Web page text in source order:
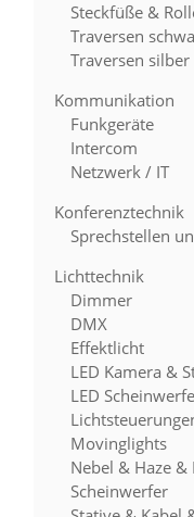
Steckfüße &
Traversen
Traversen silber
Kommunikation
Funkgeräte
Intercom
Netzwerk / IT
Konferenztechnik
Sprechstellen
Lichttechnik
Dimmer
DMX
Effektlicht
LED Kamera &
LED
Movinglights
Nebel & Haze &
Scheinwerfer